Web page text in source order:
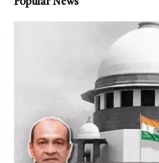
Popular News